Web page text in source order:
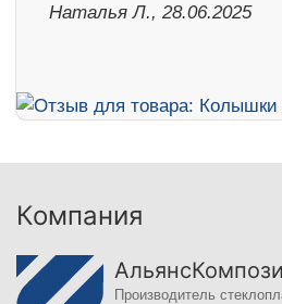
Наталья Л., 28.06.2025
Компания
Производитель